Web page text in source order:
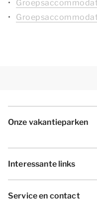
Onze vakantieparken
Interessante links
Service en contact